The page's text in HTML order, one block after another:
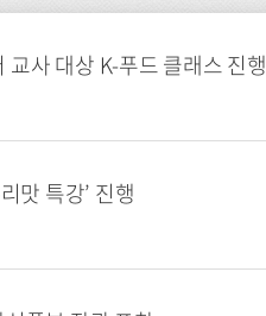
사 대상 K-푸드 클래스 진행
맛 특강’ 진행